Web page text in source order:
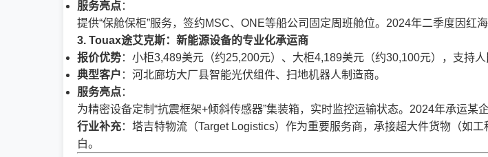
服务亮点：
提供“保舱保柜”服务，签约MSC、ONE等船公司固定周班舱位。2024年二季度因红
3. Touax途艾克斯：新能源设备的专业化承运商
报价优势：小柜3,489美元（约25,200元）、大柜4,189美元（约30,100元），支持人
典型客户 ：河北廊坊大厂县智能光伏组件、扫地机器人制造商。
服务亮点：
为精密设备定制“抗震框架+倾斜传感器”集装箱，实时监控运输状态。2024年承运某
行业补充：塔吉特物流（Target Logistics）作为重要服务商，承接超大件货物（如
白。